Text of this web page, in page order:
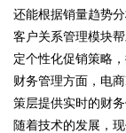
!
还能根据销量趋势
客户关系管理模块
定个性化促销策略
财务管理方面，电
策层提供实时的财
随着技术的发展，